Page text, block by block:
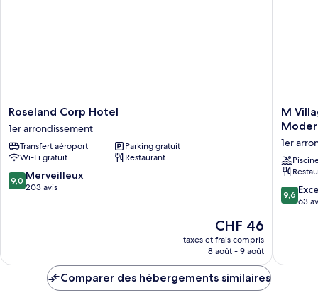
Roseland
Corp
Hotel
1er
arrondissement
Roseland Corp Hotel
1er arrondissement
Transfert aéroport
Parking gratuit
Wi-Fi gratuit
Restaurant
9.0
sur
9,0 Merveilleux
203 avis
Le
nouveau
prix
de
CHF 46
taxes et frais compris
8 août - 9 août
M
Village
Premier
Thi
Sách,
a
brand
1er
M
1er
9.6
sur
9,6
63
Comparer des hébergements similaires